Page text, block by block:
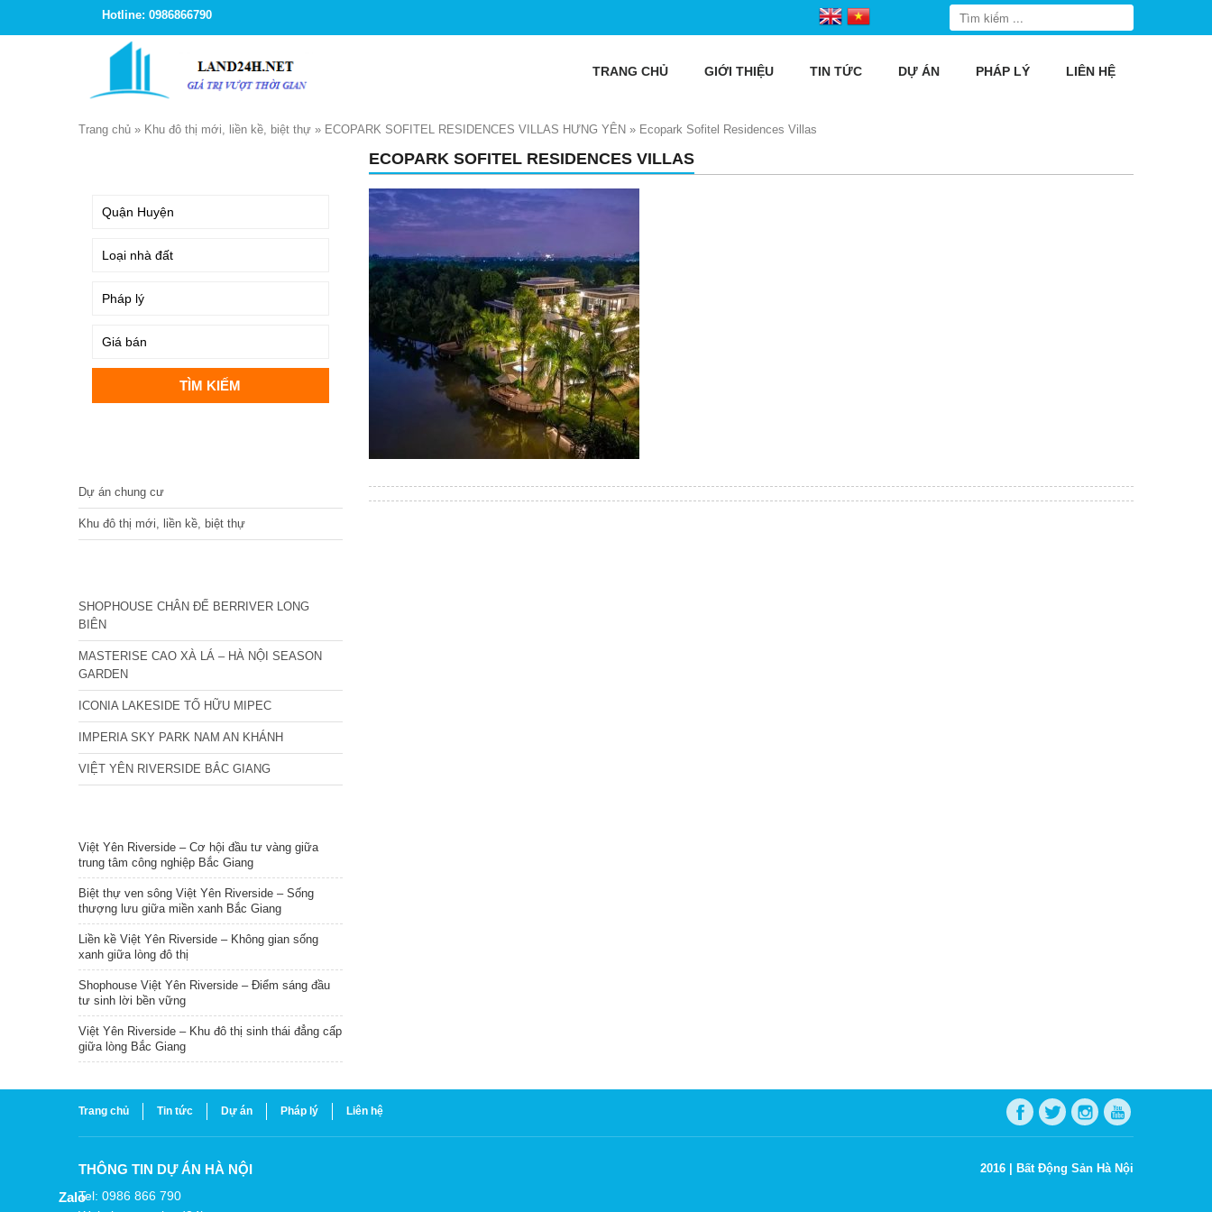
Hotline: 0986866790
TRANG CHỦ GIỚI THIỆU TIN TỨC DỰ ÁN PHÁP LÝ LIÊN HỆ
Trang chủ » Khu đô thị mới, liền kề, biệt thự » ECOPARK SOFITEL RESIDENCES VILLAS HƯNG YÊN » Ecopark Sofitel Residences Villas
ECOPARK SOFITEL RESIDENCES VILLAS
Dự án chung cư
Khu đô thị mới, liền kề, biệt thự
SHOPHOUSE CHÂN ĐẾ BERRIVER LONG
BIÊN
MASTERISE CAO XÀ LÁ – HÀ NỘI SEASON
GARDEN
ICONIA LAKESIDE TỐ HỮU MIPEC
IMPERIA SKY PARK NAM AN KHÁNH
VIỆT YÊN RIVERSIDE BẮC GIANG
Việt Yên Riverside – Cơ hội đầu tư vàng giữa
trung tâm công nghiệp Bắc Giang
Biệt thự ven sông Việt Yên Riverside – Sống
thượng lưu giữa miền xanh Bắc Giang
Liền kề Việt Yên Riverside – Không gian sống
xanh giữa lòng đô thị
Shophouse Việt Yên Riverside – Điểm sáng đầu
tư sinh lời bền vững
Việt Yên Riverside – Khu đô thị sinh thái đẳng cấp
giữa lòng Bắc Giang
Trang chủ Tin tức Dự án Pháp lý Liên hệ
THÔNG TIN DỰ ÁN HÀ NỘI
Tel: 0986 866 790
2016 | Bất Động Sản Hà Nội
Zalo